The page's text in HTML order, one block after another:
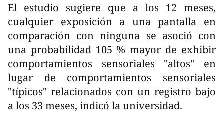
El estudio sugiere que a los 12 meses,
cualquier exposición a una pantalla en
comparación con ninguna se asoció con
una probabilidad 105 % mayor de exhibir
comportamientos sensoriales "altos" en
lugar de comportamientos sensoriales
"típicos" relacionados con un registro bajo
a los 33 meses, indicó la universidad.